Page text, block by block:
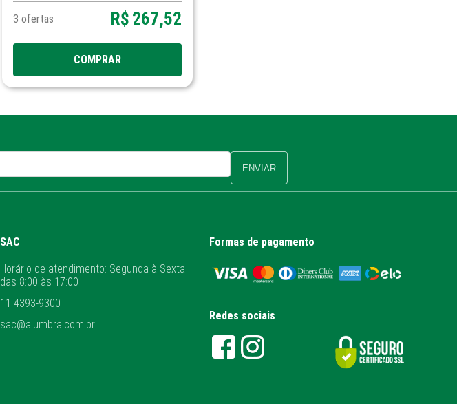
3 ofertas R$ 267,52
COMPRAR
ENVIAR
SAC
Horário de atendimento: Segunda à Sexta
das 8:00 às 17:00
11 4393-9300
sac@alumbra.com.br
Formas de pagamento
Redes sociais